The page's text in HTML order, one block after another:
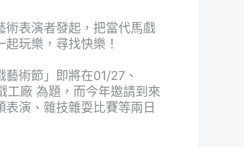
術表演者發起，把當代馬戲
玩樂，尋找快樂！
術節」 即將在01/27、
工廠 為題，而今年邀請到來
表演、雜技雜耍比賽等兩日